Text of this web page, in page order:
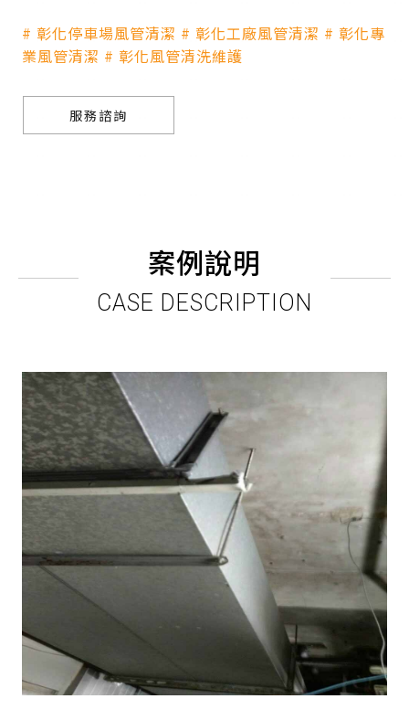
# 彰化停車場風管清潔 # 彰化工廠風管清潔 # 彰化專
業風管清潔 # 彰化風管清洗維護
服務諮詢
案例說明
CASE DESCRIPTION